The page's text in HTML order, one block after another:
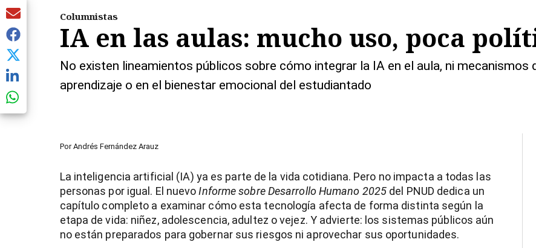
Columnistas
IA en las aulas: mucho uso, poca
No existen lineamientos públicos sobre cómo integrar la IA en el aula, ni mecanismos
aprendizaje o en el bienestar emocional del estudiantado
Por Andrés Fernández Arauz
La inteligencia artificial (IA) ya es parte de la vida cotidiana. Pero no impacta a todas las
personas por igual. El nuevoInforme sobre Desarrollo Humano 2025 del PNUD dedica un
capítulo completo a examinar cómo esta tecnología afecta de forma distinta según la
etapa de vida: niñez, adolescencia, adultez o vejez. Y advierte: los sistemas públicos aún
no están preparados para gobernar sus riesgos ni aprovechar sus oportunidades.